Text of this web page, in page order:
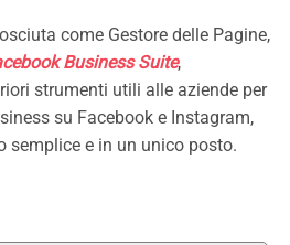
come Gestore delle Pagine,
Business Suite,
strumenti utili alle aziende per
su Facebook e Instagram,
semplice e in un unico posto.